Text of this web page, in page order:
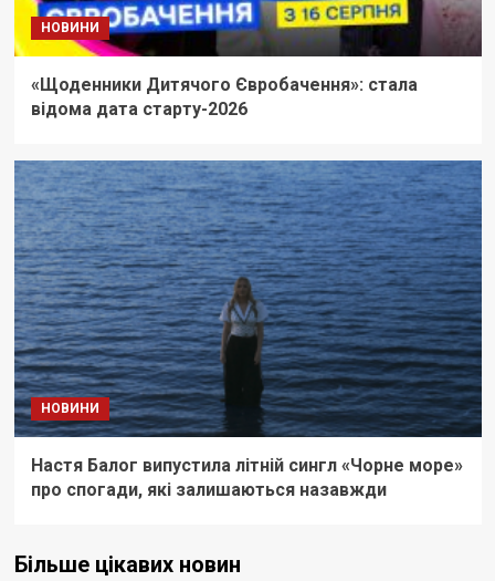
НОВИНИ
«Щоденники Дитячого Євробачення»: стала
відома дата старту-2026
НОВИНИ
Настя Балог випустила літній сингл «Чорне море»
про спогади, які залишаються назавжди
Більше цікавих новин